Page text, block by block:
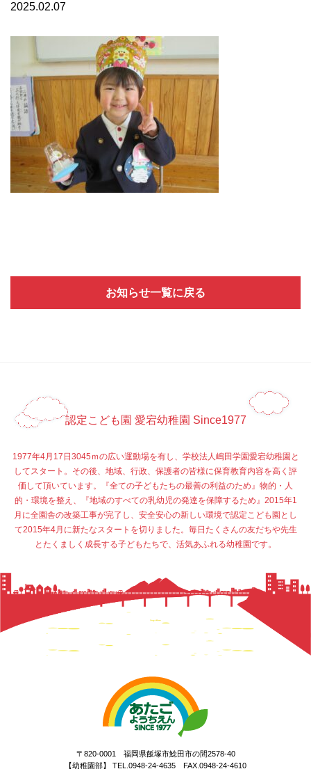
2025.02.07
お知らせ一覧に戻る
認定こども園 愛宕幼稚園 Since1977
1977年4月17日3045ｍの広い運動場を有し、学校法人嶋田学園愛宕幼稚園と
してスタート。その後、地域、行政、保護者の皆様に保育教育内容を高く評
価して頂いています。『全ての子どもたちの最善の利益のため』物的・人
的・環境を整え、『地域のすべての乳幼児の発達を保障するため』2015年1
月に全園舎の改築工事が完了し、安全安心の新しい環境で認定こども園とし
て2015年4月に新たなスタートを切りました。毎日たくさんの友だちや先生
とたくましく成長する子どもたちで、活気あふれる幼稚園です。
〒820-0001 福岡県飯塚市鯰田市の間2578-40
【幼稚園部】 TEL.0948-24-4635 FAX.0948-24-4610